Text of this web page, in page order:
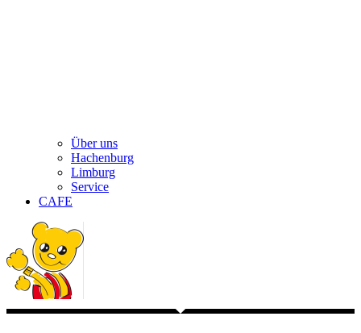
Über uns
Hachenburg
Limburg
Service
CAFE